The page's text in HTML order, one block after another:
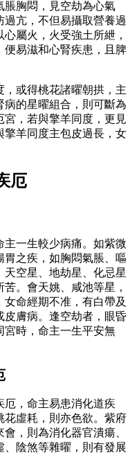
脹胸悶，見空劫為心氣
亢，不但易攝取營養過
屬火，火受強土所紲，
便易滋和心腎疾患，且脾
或得桃花諸曜朝拱，主
的星曜組合，則可斷為
宮，若與擎羊同度，更見
擎羊同度主包皮過長，女
厄
一生較少病痛。如紫微
胃之疾，如胸悶氣脹、嘔
空星、地劫星、化忌星
。會天姚、咸池等星，
命經期不准，有白帶及
皮膚病。逢空劫者，眼昏
宮時，命主一生平安無
厄，命主易患消化道疾
花虛耗，則亦色欲。紫府
，則為消化器官潰瘍、
陰煞等雜曜，則有發展